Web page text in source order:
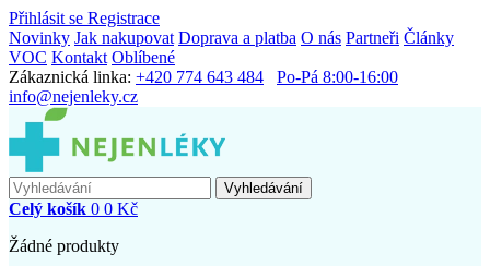
Přihlásit se Registrace
Novinky Jak nakupovat Doprava a platba O nás Partneři Články
VOC Kontakt Oblíbené
Zákaznická linka: +420 774 643 484
Po-Pá 8:00-16:00
info@nejenleky.cz
Vyhledávání
Celý košík 0 0 Kč
Žádné produkty